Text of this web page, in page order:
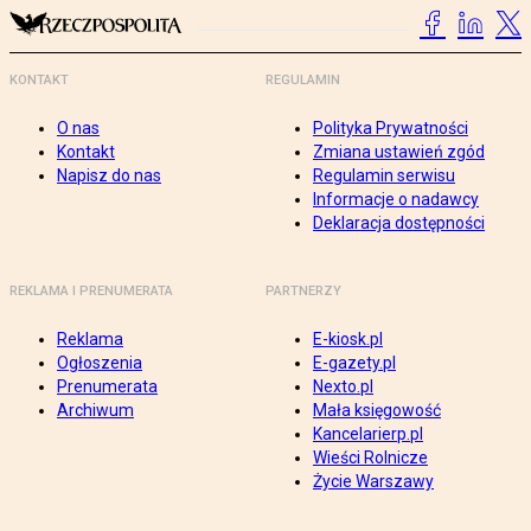
KONTAKT
O nas
Kontakt
Napisz do nas
REGULAMIN
Polityka Prywatności
Zmiana ustawień zgód
Regulamin serwisu
Informacje o nadawcy
Deklaracja dostępności
REKLAMA I PRENUMERATA
Reklama
Ogłoszenia
Prenumerata
Archiwum
PARTNERZY
E-kiosk.pl
E-gazety.pl
Nexto.pl
Mała księgowość
Kancelarierp.pl
Wieści Rolnicze
Życie Warszawy